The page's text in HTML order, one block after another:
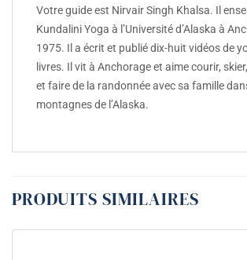
Votre guide est Nirvair Singh Khalsa. Il
Kundalini Yoga à l’Université d’Alaska à
1975. Il a écrit et publié dix-huit vidéos de
livres. Il vit à Anchorage et aime courir,
et faire de la randonnée avec sa famille
montagnes de l’Alaska.
PRODUITS SIMILAIRES